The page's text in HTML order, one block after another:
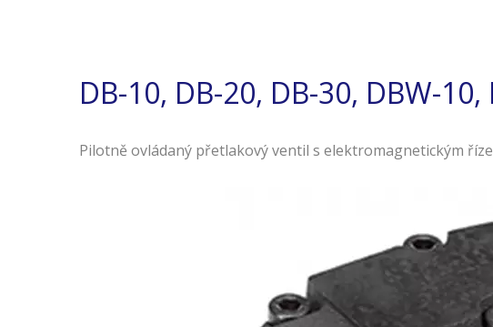
DB-10, DB-20, DB-30, DBW-
Pilotně ovládaný přetlakový ventil s elektromagnetickým